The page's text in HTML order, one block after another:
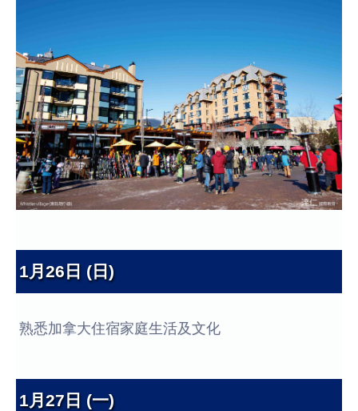
1月26日 (日)
熟悉加拿大住宿家庭生活及文化
1月27日 (一)